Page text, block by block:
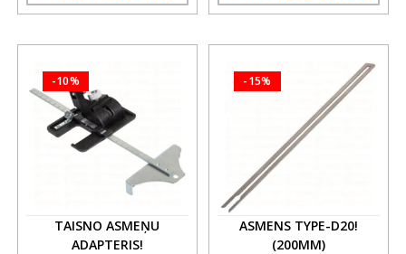
-10%
TAISNO ASMEŅU
ADAPTERIS!
-15%
ASMENS TYPE-D20!
(200MM)